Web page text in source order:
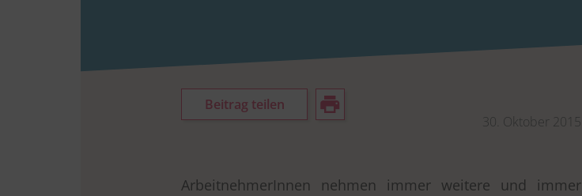
Beitrag teilen
30. Oktober 2015
ArbeitnehmerInnen nehmen immer weitere und immer